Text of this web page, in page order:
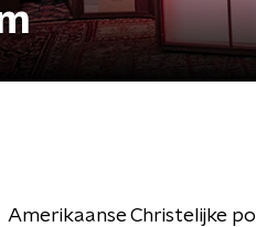
Amerikaanse Christelijke